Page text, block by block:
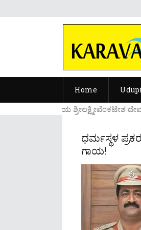
Home
....ಉಡುಪಿಯ ಶ್ರೀಲಕ್ಷ್ಮೀವೆ೦ಕಟೇಶ
ಧರ್ಮಸ್ಥಳ
ಗಾಯ!